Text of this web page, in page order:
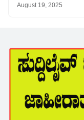
August 19, 2025